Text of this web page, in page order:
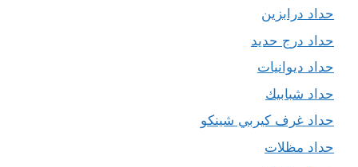
حداد درابزين
حداد درج حديد
حداد ديوانيات
حداد شبابيك
حداد غرف كيربي شينكو
حداد مظلات